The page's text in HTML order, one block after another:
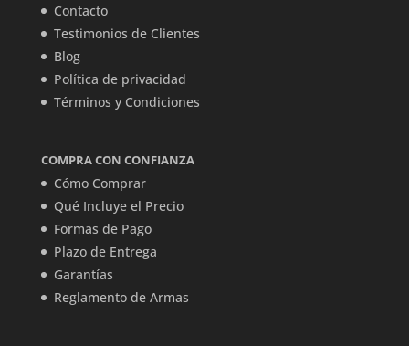
Contacto
Testimonios de Clientes
Blog
Política de privacidad
Términos y Condiciones
COMPRA CON CONFIANZA
Cómo Comprar
Qué Incluye el Precio
Formas de Pago
Plazo de Entrega
Garantías
Reglamento de Armas